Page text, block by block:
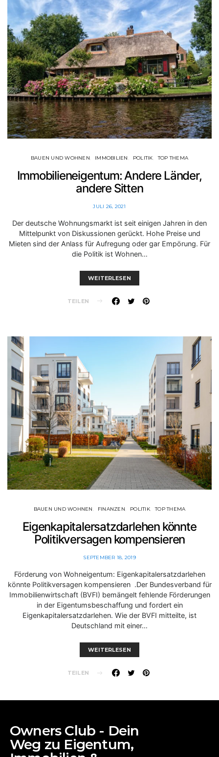
BAUEN UND WOHNEN IMMOBILIEN POLITIK TOP THEMA
Immobilieneigentum: Andere Länder,
andere Sitten
JULI 26, 2021
Der deutsche Wohnungsmarkt ist seit einigen Jahren in den
Mittelpunkt von Diskussionen gerückt. Hohe Preise und
Mieten sind der Anlass für Aufregung oder gar Empörung. Für
die Politik ist Wohnen…
WEITERLESEN
TEILEN
BAUEN UND WOHNEN FINANZEN POLITIK TOP THEMA
Eigenkapitalersatzdarlehen könnte
Politikversagen kompensieren
SEPTEMBER 18, 2019
Förderung von Wohneigentum: Eigenkapitalersatzdarlehen
könnte Politikversagen kompensieren .Der Bundesverband für
Immobilienwirtschaft (BVFI) bemängelt fehlende Förderungen
in der Eigentumsbeschaffung und fordert ein
Eigenkapitalersatzdarlehen. Wie der BVFI mitteilte, ist
Deutschland mit einer…
WEITERLESEN
TEILEN
Owners Club - Dein
Weg zu Eigentum,